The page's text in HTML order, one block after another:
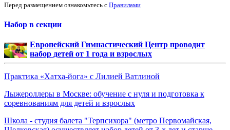
Перед размещением ознакомьтесь с Правилами
Набор в секции
Европейский Гимнастический Центр проводит
набор детей от 1 года и взрослых
Практика «Хатха-йога» с Лилией Ватлиной
Лыжероллеры в Москве: обучение с нуля и подготовка к
соревнованиям для детей и взрослых
Школа - студия балета "Терпсихора" (метро Первомайская,